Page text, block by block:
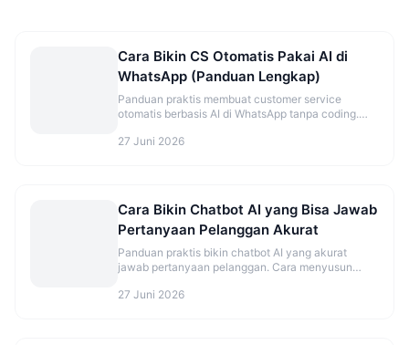
Cara Bikin CS Otomatis Pakai AI di
WhatsApp (Panduan Lengkap)
Panduan praktis membuat customer service
otomatis berbasis AI di WhatsApp tanpa coding.
admin manusia.
27 Juni 2026
Cara Bikin Chatbot AI yang Bisa Jawab
Pertanyaan Pelanggan Akurat
Panduan praktis bikin chatbot AI yang akurat
jawab pertanyaan pelanggan. Cara menyusun
27 Juni 2026